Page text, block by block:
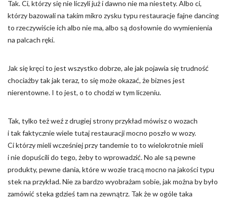
Tak. Ci, którzy się nie liczyli już i dawno nie ma niestety. Albo ci,
którzy bazowali na takim mikro zysku typu restauracje fajne dancing
to rzeczywiście ich albo nie ma, albo są dosłownie do wymienienia
na palcach ręki.
Jak się kręci to jest wszystko dobrze, ale jak pojawia się trudność
chociażby tak jak teraz, to się może okazać, że biznes jest
nierentowne. I to jest, o to chodzi w tym liczeniu.
Tak, tylko też weź z drugiej strony przykład mówisz o wozach
i tak faktycznie wiele tutaj restauracji mocno poszło w wozy.
Ci którzy mieli wcześniej przy tandemie to to wielokrotnie mieli
i nie dopuścili do tego, żeby to wprowadzić. No ale są pewne
produkty, pewne dania, które w wozie tracą mocno na jakości typu
stek na przykład. Nie za bardzo wyobrażam sobie, jak można by było
zamówić steka gdzieś tam na zewnątrz. Tak że w ogóle taka